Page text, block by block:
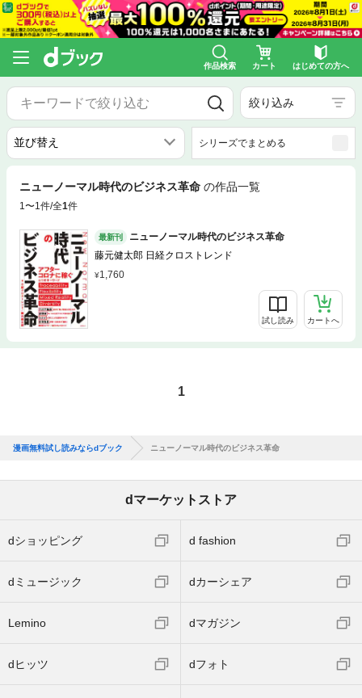
作品検索 カート はじめての方へ
絞り込み
シリーズでまとめる
ニューノーマル時代のビジネス革命 の作品一覧
1〜1件/全1件
最新刊
ニューノーマル時代のビジネス革命
藤元健太郎 日経クロストレンド
1,760
試し読み カートへ
1
漫画無料試し読みならdブック ニューノーマル時代のビジネス革命
dマーケットストア
dショッピング d fashion
dミュージック dカーシェア
Lemino dマガジン
dヒッツ dフォト